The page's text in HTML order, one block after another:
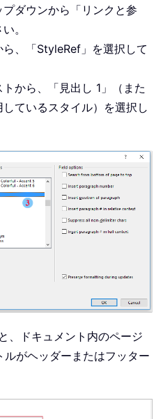
プダウンから「リンクと参
。
ら、「StyleRef」を選択して
トから、「見出し 1」（また
ているスタイル）を選択し
、ドキュメント内のページ
がヘッダーまたはフッター